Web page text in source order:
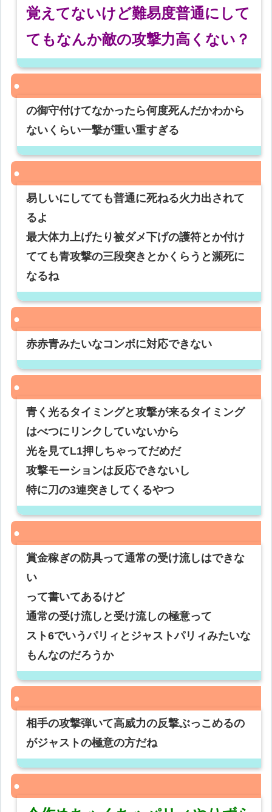
覚えてないけど難易度普通にして
てもなんか敵の攻撃力高くない？
の御守付けてなかったら何度死んだかわから
ないくらい一撃が重い重すぎる
易しいにしてても普通に死ねる火力出されて
るよ
最大体力上げたり被ダメ下げの護符とか付け
てても青攻撃の三段突きとかくらうと瀕死に
なるね
赤赤青みたいなコンボに対応できない
青く光るタイミングと攻撃が来るタイミング
はべつにリンクしていないから
光を見てL1押しちゃってだめだ
攻撃モーションは反応できないし
特に刀の3連突きしてくるやつ
賞金稼ぎの防具って通常の受け流しはできな
い
って書いてあるけど
通常の受け流しと受け流しの極意って
スト6でいうパリィとジャストパリィみたいな
もんなのだろうか
相手の攻撃弾いて高威力の反撃ぶっこめるの
がジャストの極意の方だね